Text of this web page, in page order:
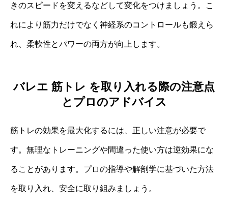
きのスピードを変えるなどして変化をつけましょう。こ
れにより筋力だけでなく神経系のコントロールも鍛えら
れ、柔軟性とパワーの両方が向上します。
バレエ 筋トレ を取り入れる際の注意点
とプロのアドバイス
筋トレの効果を最大化するには、正しい注意が必要で
す。無理なトレーニングや間違った使い方は逆効果にな
ることがあります。プロの指導や解剖学に基づいた方法
を取り入れ、安全に取り組みましょう。